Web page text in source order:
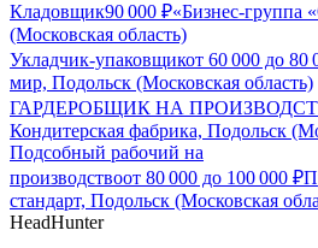
Кладовщик90 000 ₽«Бизнес-группа
(Московская область)
Укладчик-упаковщикот 60 000 до 80
мир, Подольск (Московская область)
ГАРДЕРОБЩИК НА
Кондитерская фабрика, Подольск
Подсобный рабочий на
производствоот 80 000 до 100 000 ₽
стандарт, Подольск (Московская
HeadHunter